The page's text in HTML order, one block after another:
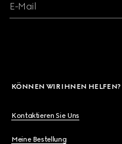
E-Mail
KÖNNEN WIR IHNEN HELFEN?
Kontaktieren Sie Uns
Meine Bestellung